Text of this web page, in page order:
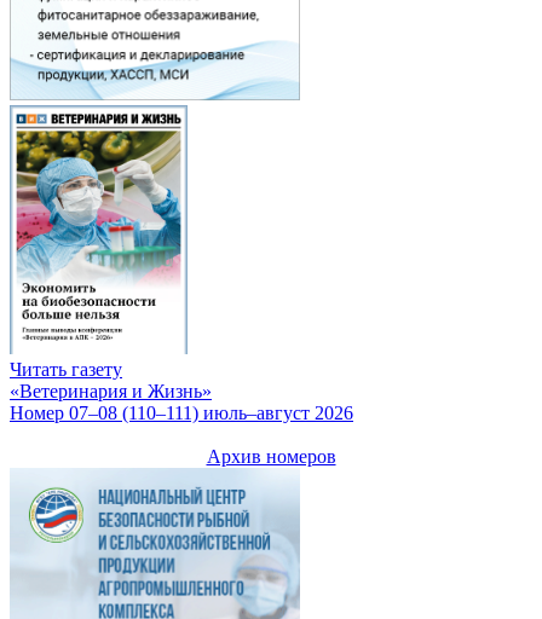
Читать газету
«Ветеринария и Жизнь»
Номер 07–08 (110–111) июль–август 2026
Архив номеров